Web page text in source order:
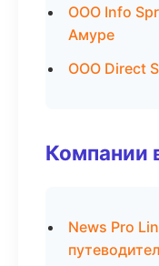
ООО Info
Амуре
ООО Direct
Компании
News Pro